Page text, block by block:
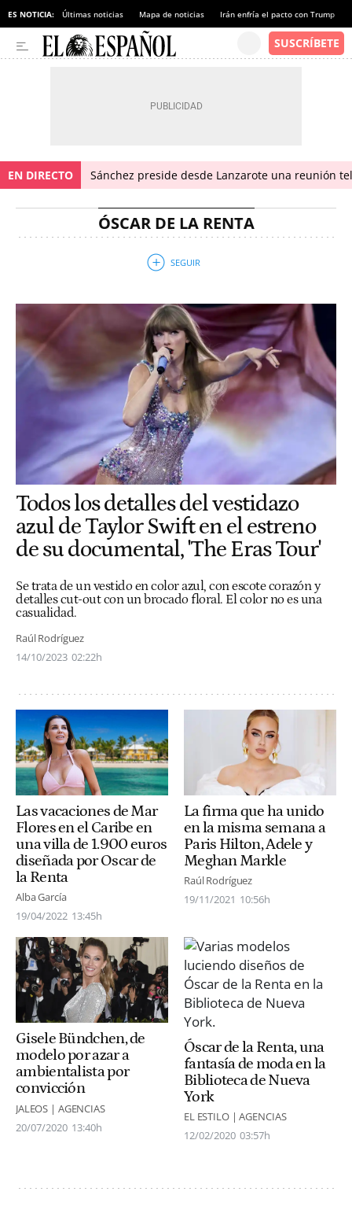
ES NOTICIA: Últimas noticias Mapa de noticias Irán enfría el pacto con Trump
EN DIRECTO Sánchez preside desde Lanzarote una reunión
ÓSCAR DE LA RENTA
Todos los detalles del vestidazo
azul de Taylor Swift en el estreno
de su documental, 'The Eras Tour'
Se trata de un vestido en color azul, con escote corazón y
detalles cut-out con un brocado floral. El color no es una
casualidad.
Raúl Rodríguez
14/10/2023 02:22h
Las vacaciones de Mar
Flores en el Caribe en
una villa de 1.900 euros
diseñada por Oscar de
la Renta
Alba García
19/04/2022 13:45h
La firma que ha unido
en la misma semana a
Paris Hilton, Adele y
Meghan Markle
Raúl Rodríguez
19/11/2021 10:56h
Gisele Bündchen, de
modelo por azar a
ambientalista por
convicción
JALEOS | AGENCIAS
20/07/2020 13:40h
Óscar de la Renta, una
fantasía de moda en la
Biblioteca de Nueva
York
EL ESTILO | AGENCIAS
12/02/2020 03:57h